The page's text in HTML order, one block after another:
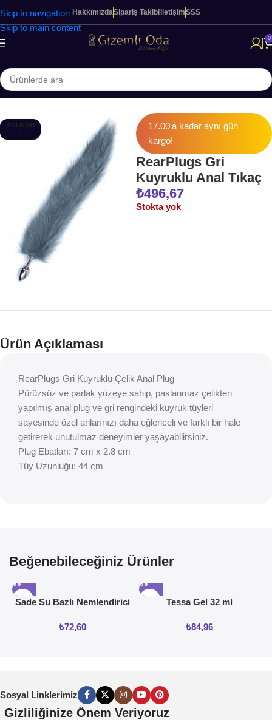
Skip to navigation
Skip to main content
HakkımızdaSipariş Takibi İletişimSSS
0
Ana Sayfa ANAL OYUNCAKLAR
SOLD OU
T
17.00'a kadar aynı gün
kargo!
RearPlugs Gri
Kuyruklu Anal Tıkaç
₺496,67
Stokta yok
Ürün Açıklaması
RearPlugs Gri Kuyruklu Çelik Anal Plug
Pürüzsüz ve parlak yüzeye sahip, paslanmaz çelikten
yapılmış anal plug ve gri rengindeki kuyruk tüyleri
sayesinde özel anlarınızı daha eğlenceli ve farklı bir hale
getirerek unutulmaz deneyimler yaşayabilirsiniz.
Plug Ebatları: 7 cm x 2.8 cm
Tüy Uzunluğu: 44 cm
Beğenebileceğiniz Ürünler
Sade Su Bazlı Nemlendirici
₺72,60
Tessa Gel 32 ml
₺84,96
Sosyal Linklerimiz
Gizliliğinize Önem Veriyoruz